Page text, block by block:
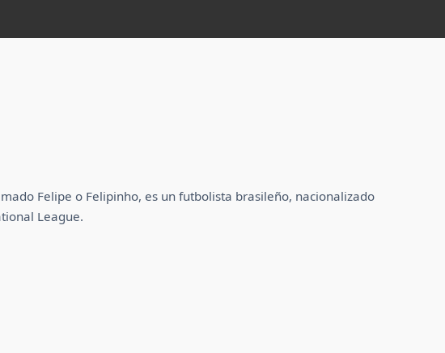
Felipe o Felipinho, es un futbolista brasileño, nacionalizado
League.